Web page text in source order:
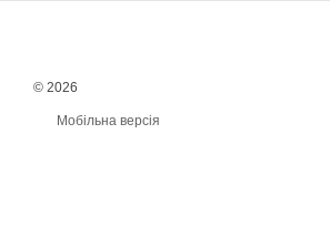
© 2026
Мобільна версія